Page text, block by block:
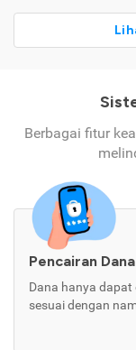
Berbagai fitur
Pencairan
Dana hanya dapat
sesuai dengan